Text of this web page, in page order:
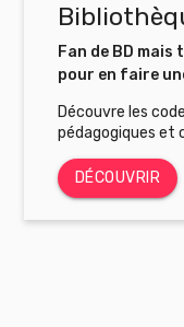
Fan de BD mais
pour en faire
Découvre les
pédagogiques et
DÉCOUVRIR